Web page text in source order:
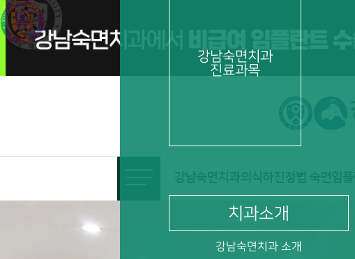
비급여 임플란트 수술 시 의식하진정법 치료비용 포함
강남숙면치과
진료과목
치과소개
강남숙면치과 소개